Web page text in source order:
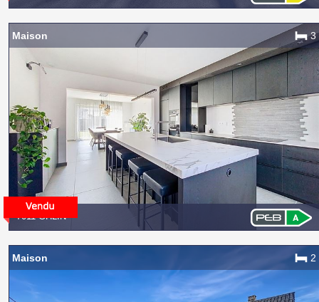
7011 GHLIN
Maison 3
Maison 2